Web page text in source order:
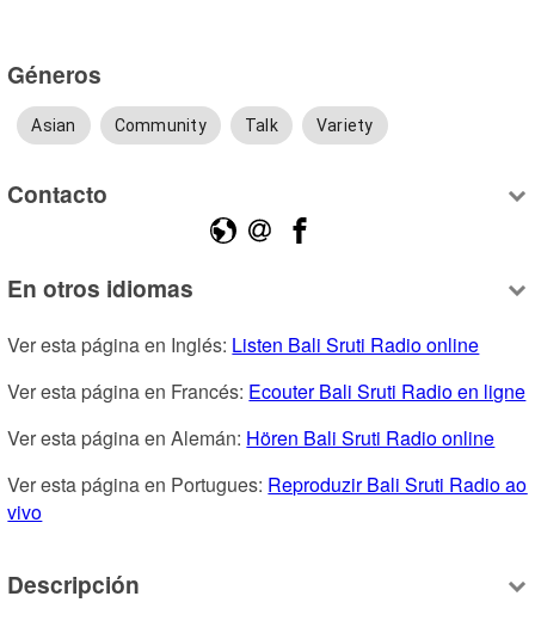
Géneros
Asian Community Talk Variety
Contacto
En otros idiomas
Ver esta página en Inglés: Listen Bali Sruti Radio online
Ver esta página en Francés: Ecouter Bali Sruti Radio en ligne
Ver esta página en Alemán: Hören Bali Sruti Radio online
Ver esta página en Portugues: Reproduzir Bali Sruti Radio ao
vivo
Descripción